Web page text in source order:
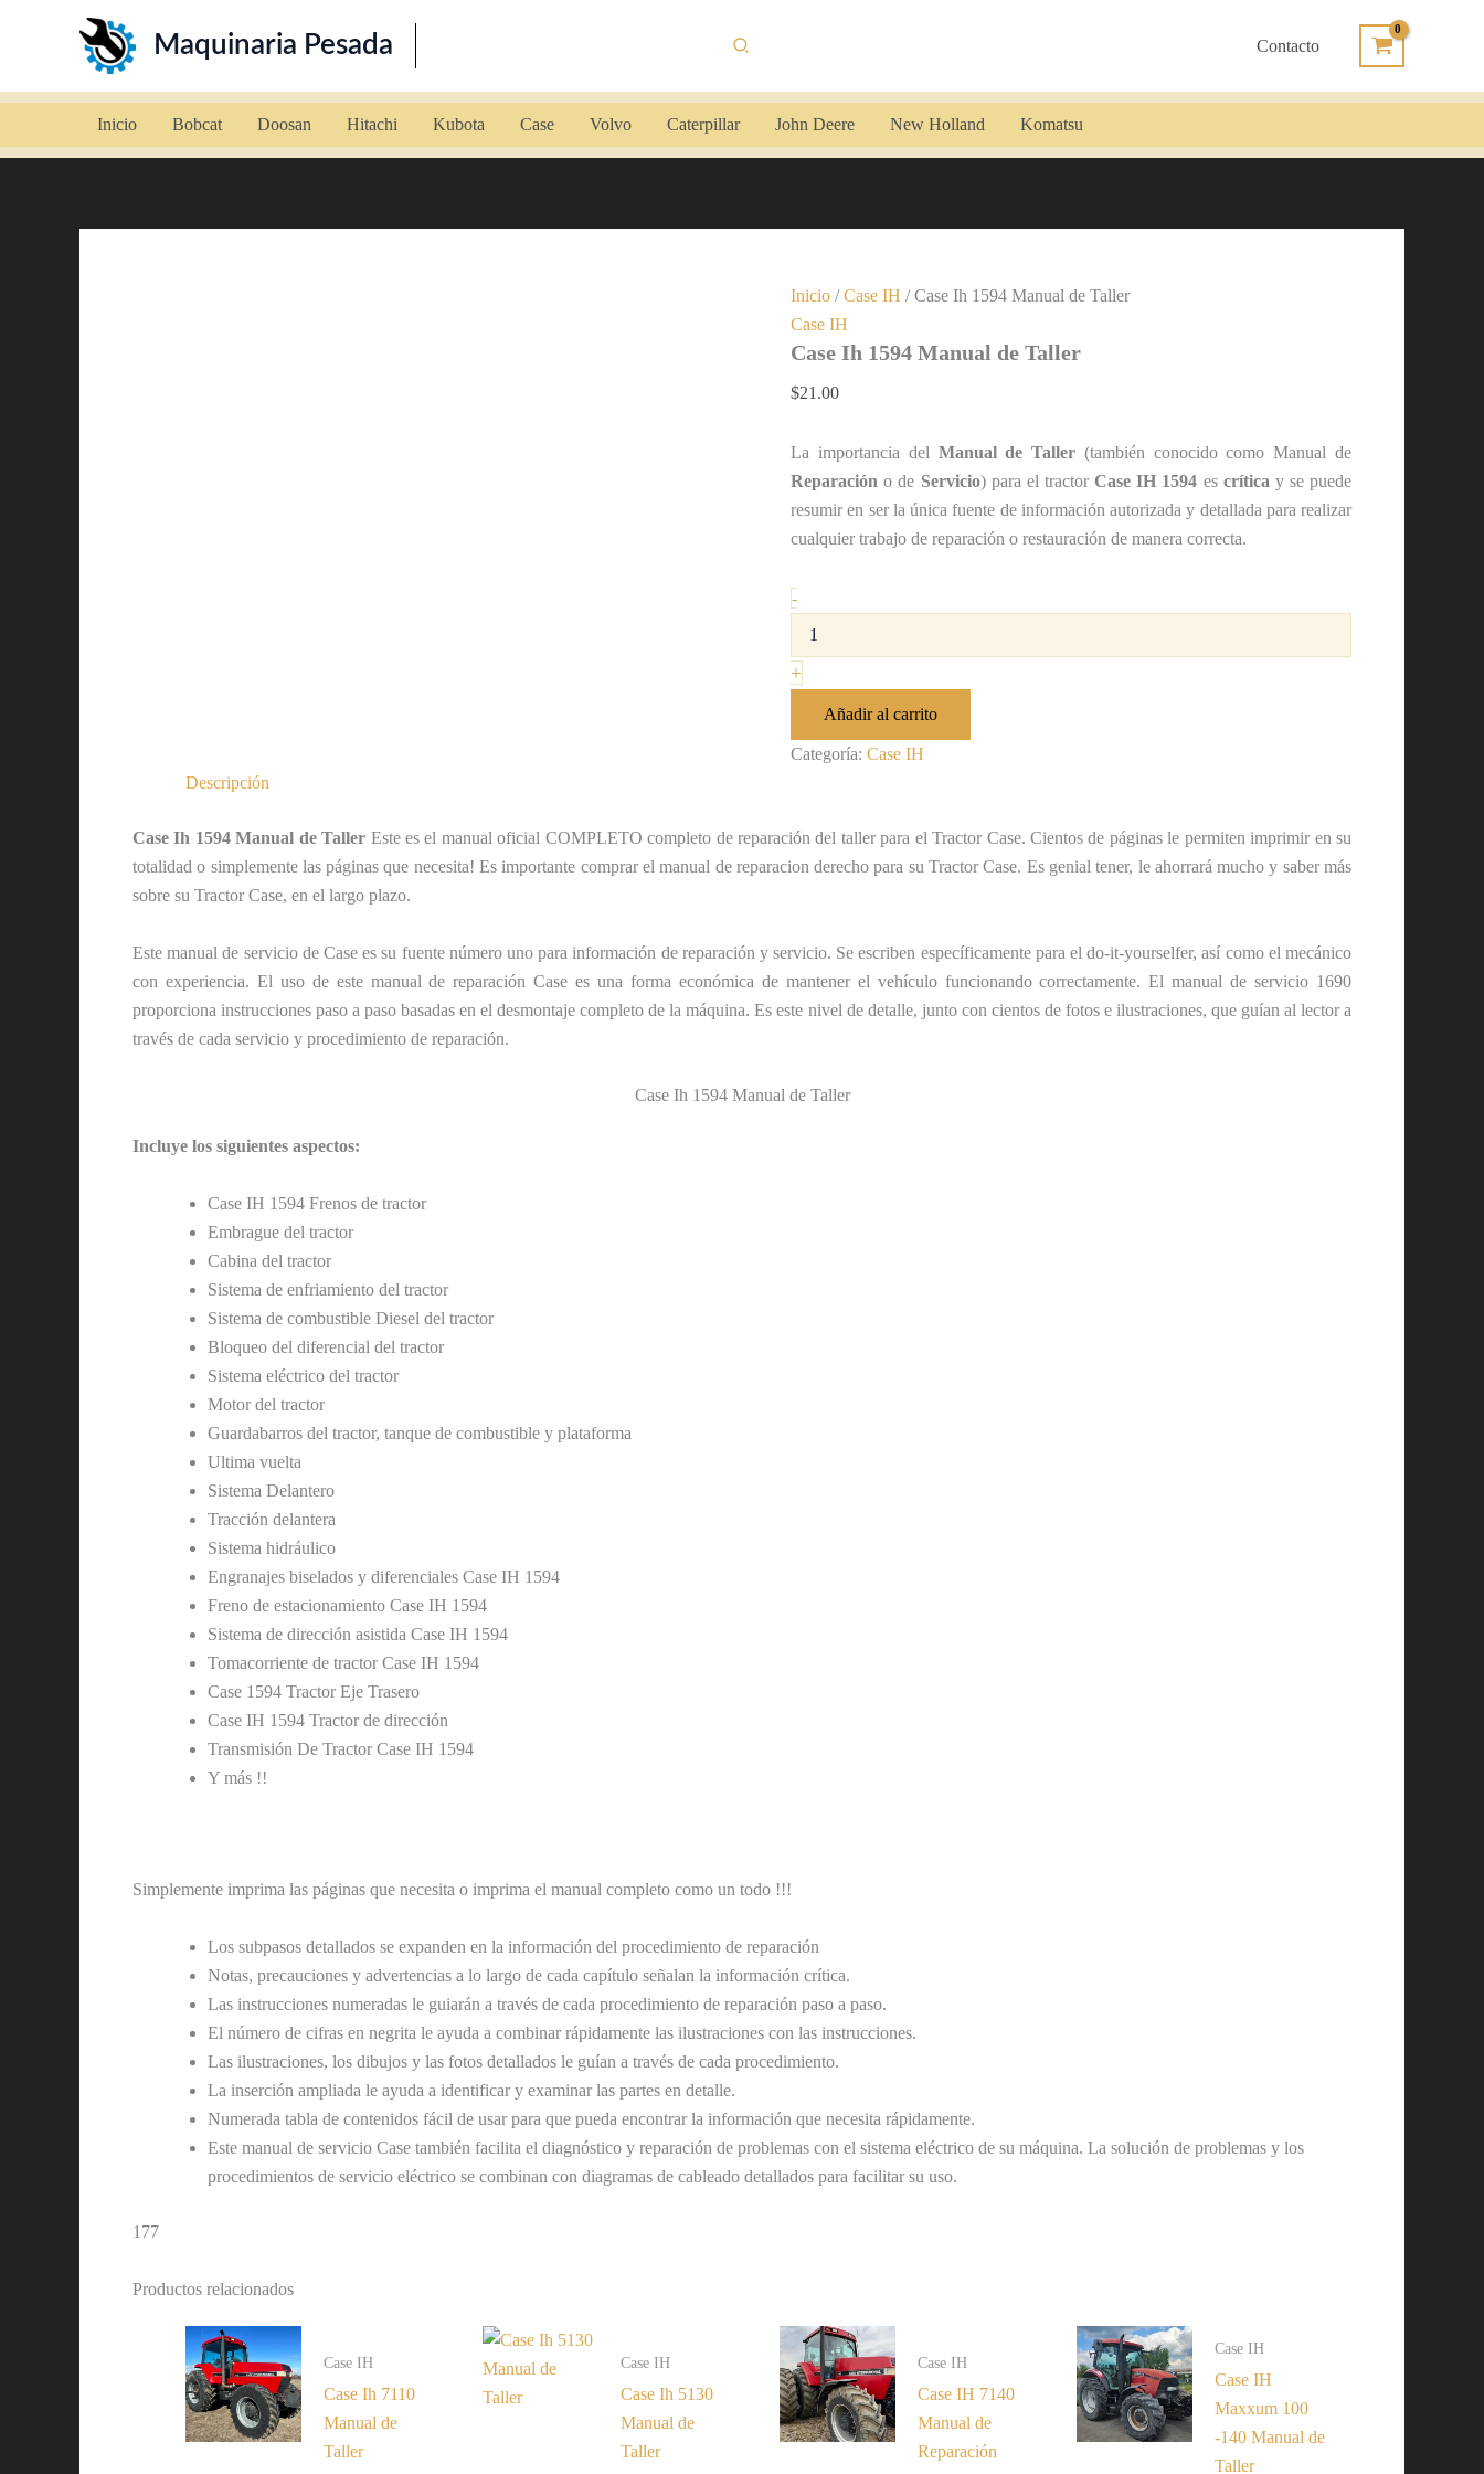
Maquinaria Pesada Buscar Contacto
Inicio Bobcat Doosan Hitachi Kubota Case Volvo Caterpillar John Deere New Holland Komatsu
Inicio /Case IH / Case Ih 1594 Manual de Taller
Case IH
Case Ih 1594 Manual de Taller
$21.00
La importancia del Manual de Taller (también conocido como Manual de
Reparación o de Servicio) para el tractorCase IH 1594 es crítica y se puede
resumir en ser la única fuente de información autorizada y detallada para realizar
cualquier trabajo de reparación o restauración de manera correcta.
-
Taller
+
Añadir al carrito
Categoría:Case IH
Descripción
Case Ih 1594 Manual de Taller Este es el manual oficial COMPLETO completo de reparación del taller para el Tractor Case. Cientos de páginas le permiten imprimir en su
totalidad o simplemente las páginas que necesita! Es importante comprar el manual de reparacion derecho para su Tractor Case. Es genial tener, le ahorrará mucho y saber más
sobre su Tractor Case, en el largo plazo.
Este manual de servicio de Case es su fuente número uno para información de reparación y servicio. Se escriben específicamente para el do-it-yourselfer, así como el mecánico
con experiencia. El uso de este manual de reparación Case es una forma económica de mantener el vehículo funcionando correctamente. El manual de servicio 1690
proporciona instrucciones paso a paso basadas en el desmontaje completo de la máquina. Es este nivel de detalle, junto con cientos de fotos e ilustraciones, que guían al lector a
través de cada servicio y procedimiento de reparación.
Case Ih 1594 Manual de Taller
Incluye los siguientes aspectos:
Case IH 1594 Frenos de tractor
Embrague del tractor
Cabina del tractor
Sistema de enfriamiento del tractor
Sistema de combustible Diesel del tractor
Bloqueo del diferencial del tractor
Sistema eléctrico del tractor
Motor del tractor
Guardabarros del tractor, tanque de combustible y plataforma
Ultima vuelta
Sistema Delantero
Tracción delantera
Sistema hidráulico
Engranajes biselados y diferenciales Case IH 1594
Freno de estacionamiento Case IH 1594
Sistema de dirección asistida Case IH 1594
Tomacorriente de tractor Case IH 1594
Case 1594 Tractor Eje Trasero
Case IH 1594 Tractor de dirección
Transmisión De Tractor Case IH 1594
Y más !!
Simplemente imprima las páginas que necesita o imprima el manual completo como un todo !!!
Los subpasos detallados se expanden en la información del procedimiento de reparación
Notas, precauciones y advertencias a lo largo de cada capítulo señalan la información crítica.
Las instrucciones numeradas le guiarán a través de cada procedimiento de reparación paso a paso.
El número de cifras en negrita le ayuda a combinar rápidamente las ilustraciones con las instrucciones.
Las ilustraciones, los dibujos y las fotos detallados le guían a través de cada procedimiento.
La inserción ampliada le ayuda a identificar y examinar las partes en detalle.
Numerada tabla de contenidos fácil de usar para que pueda encontrar la información que necesita rápidamente.
Este manual de servicio Case también facilita el diagnóstico y reparación de problemas con el sistema eléctrico de su máquina. La solución de problemas y los
procedimientos de servicio eléctrico se combinan con diagramas de cableado detallados para facilitar su uso.
177
Productos relacionados
Case IH
Case Ih 7110
Manual de
Taller
Case IH
Case Ih 5130
Manual de
Taller
Case IH
Case IH 7140
Manual de
Reparación
Case IH
Case IH
Maxxum 100
-140 Manual de
Taller